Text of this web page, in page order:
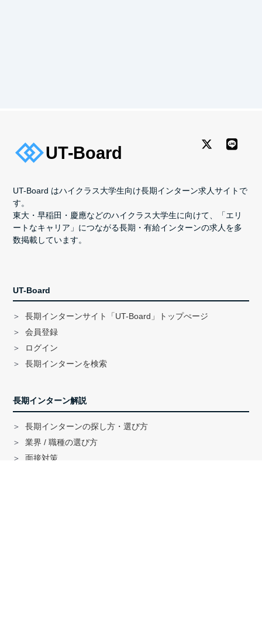
UT-Board はハイクラス大学生向け長期インターン求人サイトで
す。
東大・早稲田・慶應などのハイクラス大学生に向けて、「エリ
ートなキャリア」につながる長期・有給インターンの求人を多
数掲載しています。
UT-Board
長期インターンサイト「UT-Board」トップぺージ
会員登録
ログイン
長期インターンを検索
長期インターン解説
長期インターンの探し方・選び方
業界 / 職種の選び方
面接対策